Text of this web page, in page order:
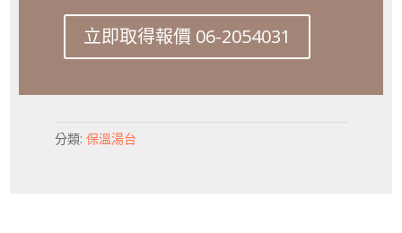
立即取得報價 06-2054031
分類:保溫湯台